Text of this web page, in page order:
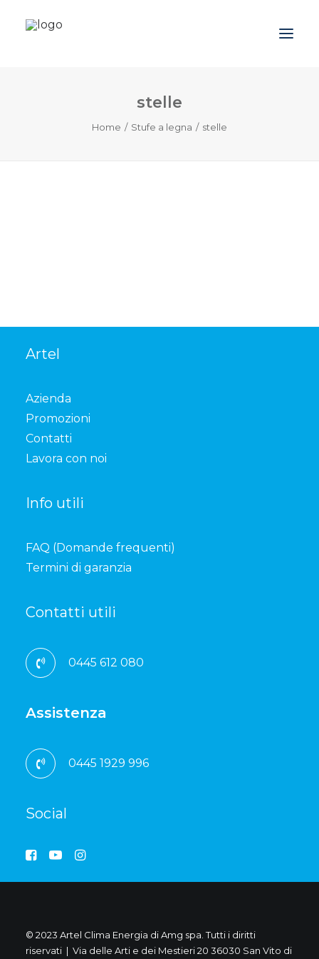
stelle
Home Stufe a legna stelle
Artel
Azienda
Promozioni
Contatti
Lavora con noi
Info utili
FAQ (Domande frequenti)
Termini di garanzia
Contatti utili
0445 612 080
Assistenza
0445 1929 996
Social
© 2023 Artel Clima Energia di Amg spa. Tutti i diritti
riservati | Via delle Arti e dei Mestieri 20 36030 San Vito di